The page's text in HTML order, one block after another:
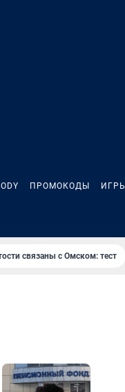
ПРОМОКОДЫ ИГРЫ
связаны с Омском: тест